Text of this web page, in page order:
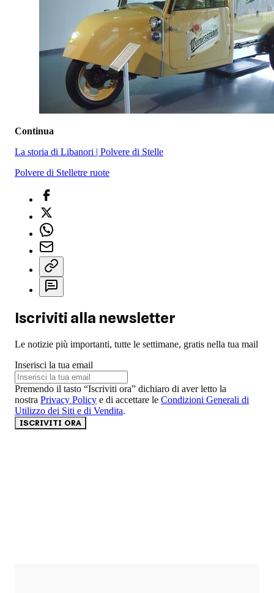
Continua
La storia di Libanori | Polvere di Stelle
Polvere di Stelletre ruote
Iscriviti alla newsletter
Le notizie più importanti, tutte le settimane, gratis nella tua mail
Inserisci la tua email
Premendo il tasto “Iscriviti ora” dichiaro di aver letto la
nostra Privacy Policy e di accettare le Condizioni Generali di
Utilizzo dei Siti e di Vendita.
ISCRIVITI ORA